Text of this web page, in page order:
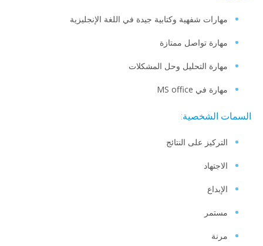
مهارات شفهية وكتابية جيدة في اللغة الإنجليزية
مهارة تواصل ممتازة
مهارة التحليل وحل المشكلات
مهارة في MS office
السمات الشخصية:
التركيز على النتائج
الاجتهاد
الإبداع
مستمر
مرنة